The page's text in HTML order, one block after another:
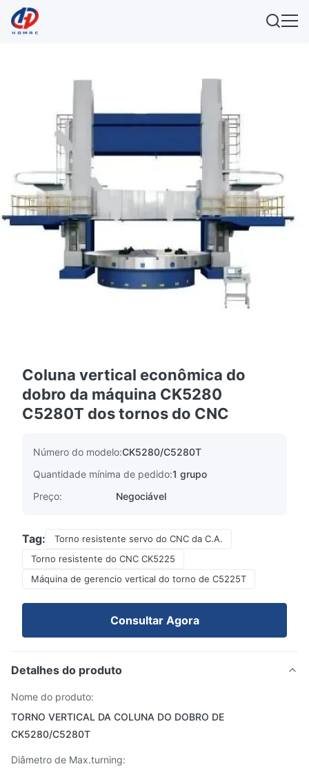
Coluna vertical econômica do
dobro da máquina CK5280
C5280T dos tornos do CNC
Número do modelo:CK5280/C5280T
Quantidade mínima de pedido:1 grupo
Preço:
Negociável
Tag:
Torno resistente servo do CNC da C.A.
Torno resistente do CNC CK5225
Máquina de gerencio vertical do torno de C5225T
Consultar Agora
Detalhes do produto
Nome do produto:
TORNO VERTICAL DA COLUNA DO DOBRO DE
CK5280/C5280T
Diâmetro de Max.turning: